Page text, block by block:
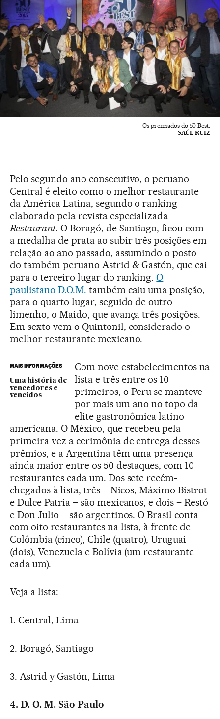
Os premiados do 50 Best.
SAÚL RUIZ
Pelo segundo ano consecutivo, o peruano
Central é eleito como o melhor restaurante
da América Latina, segundo o ranking
elaborado pela revista especializada
Restaurant. O Boragó, de Santiago, ficou com
a medalha de prata ao subir três posições em
relação ao ano passado, assumindo o posto
do também peruano Astrid & Gastón, que cai
para o terceiro lugar do ranking. O
paulistano D.O.M. também caiu uma posição,
para o quarto lugar, seguido de outro
limenho, o Maido, que avança três posições.
Em sexto vem o Quintonil, considerado o
melhor restaurante mexicano.
MAIS INFORMAÇÕES
Uma história de
vencedores e
vencidos
Com nove estabelecimentos na
lista e três entre os 10
primeiros, o Peru se manteve
por mais um ano no topo da
elite gastronômica latino-
americana. O México, que recebeu pela
primeira vez a cerimônia de entrega desses
prêmios, e a Argentina têm uma presença
ainda maior entre os 50 destaques, com 10
restaurantes cada um. Dos sete recém-
chegados à lista, três – Nicos, Máximo Bistrot
e Dulce Patria – são mexicanos, e dois – Restó
e Don Julio – são argentinos. O Brasil conta
com oito restaurantes na lista, à frente de
Colômbia (cinco), Chile (quatro), Uruguai
(dois), Venezuela e Bolívia (um restaurante
cada um).
Veja a lista:
1. Central, Lima
2. Boragó, Santiago
3. Astrid y Gastón, Lima
4. D. O. M. São Paulo